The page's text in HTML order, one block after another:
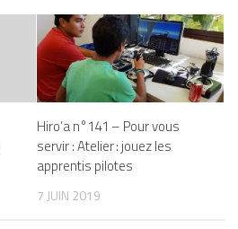
Hiro’a n°141 – Pour vous
servir : Atelier : jouez les
apprentis pilotes
7 JUIN 2019